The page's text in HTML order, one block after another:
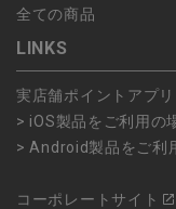
全ての商品
LINKS
実店舗ポイントアプ
> iOS製品をご利用の
> Android製品をご利
コーポレートサイト